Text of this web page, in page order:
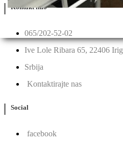
Kontakt info
065/202-52-02
Ive Lole Ribara 65, 22406 Irig
Srbija
Kontaktirajte nas
Social
facebook